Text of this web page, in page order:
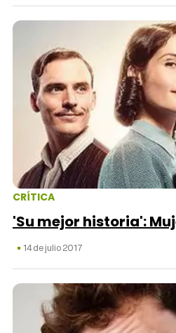
CRÍTICA
'Su mejor historia':
14 de julio 2017